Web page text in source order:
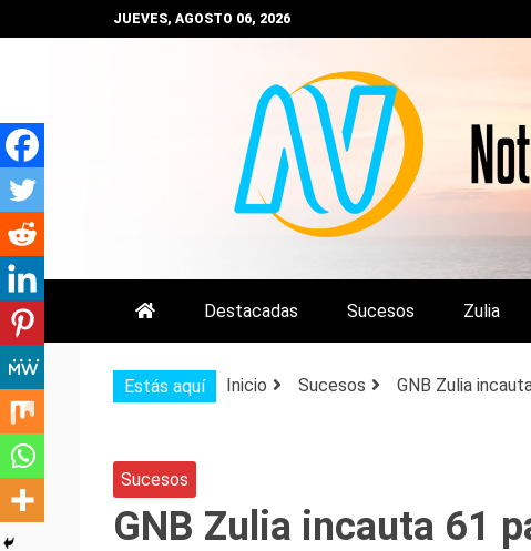
al
JUEVES, AGOSTO 06, 2026
NOTIZULIA
NOTICIAS DEL ZULIA,
Destacadas Sucesos Zulia
Estás aquí Inicio Sucesos GNB Zulia
Sucesos
GNB Zulia incauta 61